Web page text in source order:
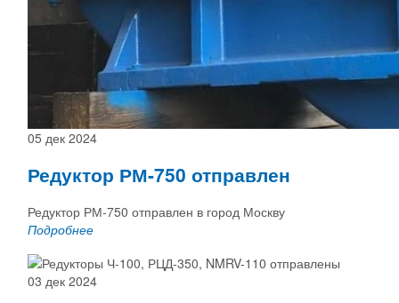
05 дек 2024
Редуктор РМ-750 отправлен
Редуктор РМ-750 отправлен в город Москву
Подробнее
03 дек 2024